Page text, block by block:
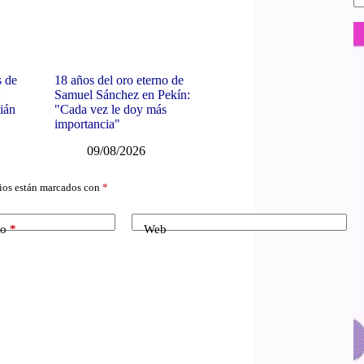
de
18 años del oro eterno de
Samuel Sánchez en Pekín:
"Cada vez le doy más
importancia"
09/08/2026
están marcados con *
* Web